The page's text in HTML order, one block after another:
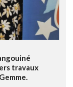
travaux